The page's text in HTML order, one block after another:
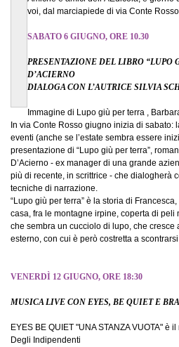
voi, dal marciapiede di via Conte
SABATO 6 GIUGNO, ORE 10.30
PRESENTAZIONE DEL LIBRO “LUPO
D’ACIERNO
DIALOGA CON L’AUTRICE SILVIA
Immagine di Lupo giù per terra ,
In via Conte Rosso giugno inizia di sabato:
eventi (anche se l’estate sembra essere
presentazione di “Lupo giù per terra”,
D’Acierno - ex manager di una grande
più di recente, in scrittrice - che dialogherà
tecniche di narrazione.
“Lupo giù per terra” è la storia di
casa, fra le montagne irpine, coperta di
che sembra un cucciolo di lupo, che cresce
esterno, con cui è però costretta a
VENERDÌ 12 GIUGNO, ORE 18:30
MUSICA LIVE CON EYES, BE QUIET E
EYES BE QUIET "UNA STANZA VUOTA" è
Degli Indipendenti